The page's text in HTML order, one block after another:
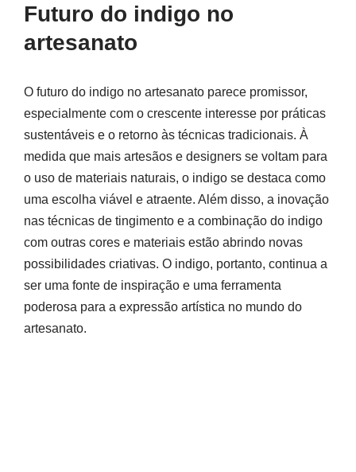
Futuro do indigo no
artesanato
O futuro do indigo no artesanato parece promissor,
especialmente com o crescente interesse por práticas
sustentáveis e o retorno às técnicas tradicionais. À
medida que mais artesãos e designers se voltam para
o uso de materiais naturais, o indigo se destaca como
uma escolha viável e atraente. Além disso, a inovação
nas técnicas de tingimento e a combinação do indigo
com outras cores e materiais estão abrindo novas
possibilidades criativas. O indigo, portanto, continua a
ser uma fonte de inspiração e uma ferramenta
poderosa para a expressão artística no mundo do
artesanato.